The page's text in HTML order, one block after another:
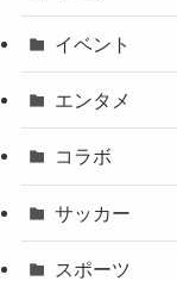
イベント
エンタメ
コラボ
サッカー
スポーツ